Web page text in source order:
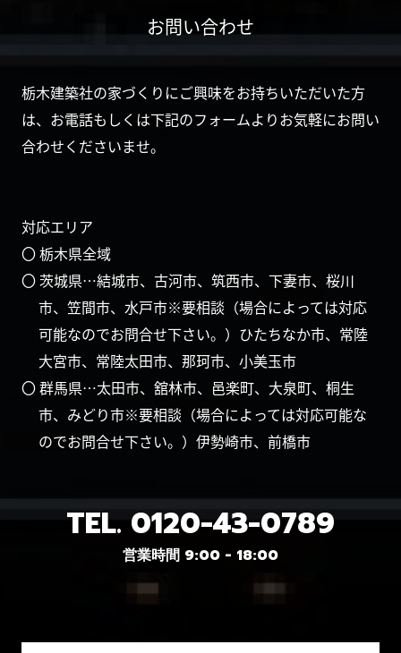
お問い合わせ
栃木建築社の家づくりにご興味をお持ちいただいた方
は、お電話もしくは下記のフォームよりお気軽にお問い
合わせくださいませ。
対応エリア
〇 栃木県全域
〇 茨城県…結城市、古河市、筑西市、下妻市、桜川
市、笠間市、水戸市※要相談（場合によっては対応
可能なのでお問合せ下さい。）ひたちなか市、常陸
大宮市、常陸太田市、那珂市、小美玉市
〇 群馬県…太田市、舘林市、邑楽町、大泉町、桐生
市、みどり市※要相談（場合によっては対応可能な
のでお問合せ下さい。）伊勢崎市、前橋市
TEL. 0120-43-0789
営業時間 9:00 - 18:00